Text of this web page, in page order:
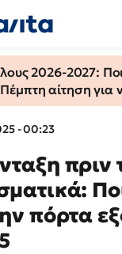
2026-2027:
αίτηση για
- 00:23
πριν
πόρτα